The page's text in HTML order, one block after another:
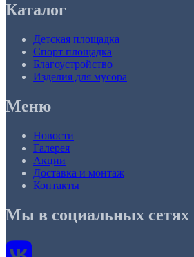
Каталог
Детская площадка
Спорт площадка
Благоустройство
Изделия для мусора
Меню
Новости
Галерея
Акции
Доставка и монтаж
Контакты
Мы в социальных сетях